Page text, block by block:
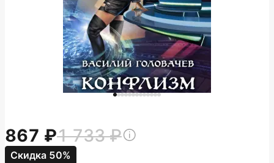
867 1 733
Скидка 50%